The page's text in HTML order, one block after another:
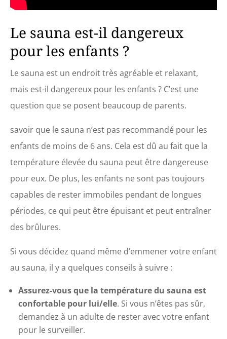
Le sauna est-il dangereux
pour les enfants ?
Le sauna est un endroit très agréable et relaxant,
mais est-il dangereux pour les enfants ? C’est une
question que se posent beaucoup de parents.
savoir que le sauna n’est pas recommandé pour les
enfants de moins de 6 ans. Cela est dû au fait que la
température élevée du sauna peut être dangereuse
pour eux. De plus, les enfants ne sont pas toujours
capables de rester immobiles pendant de longues
périodes, ce qui peut être épuisant et peut entraîner
des brûlures.
Si vous décidez quand même d’emmener votre enfant
au sauna, il y a quelques conseils à suivre :
Assurez-vous que la température du sauna est
confortable pour lui/elle. Si vous n’êtes pas sûr,
demandez à un adulte de rester avec votre enfant
pour le surveiller.